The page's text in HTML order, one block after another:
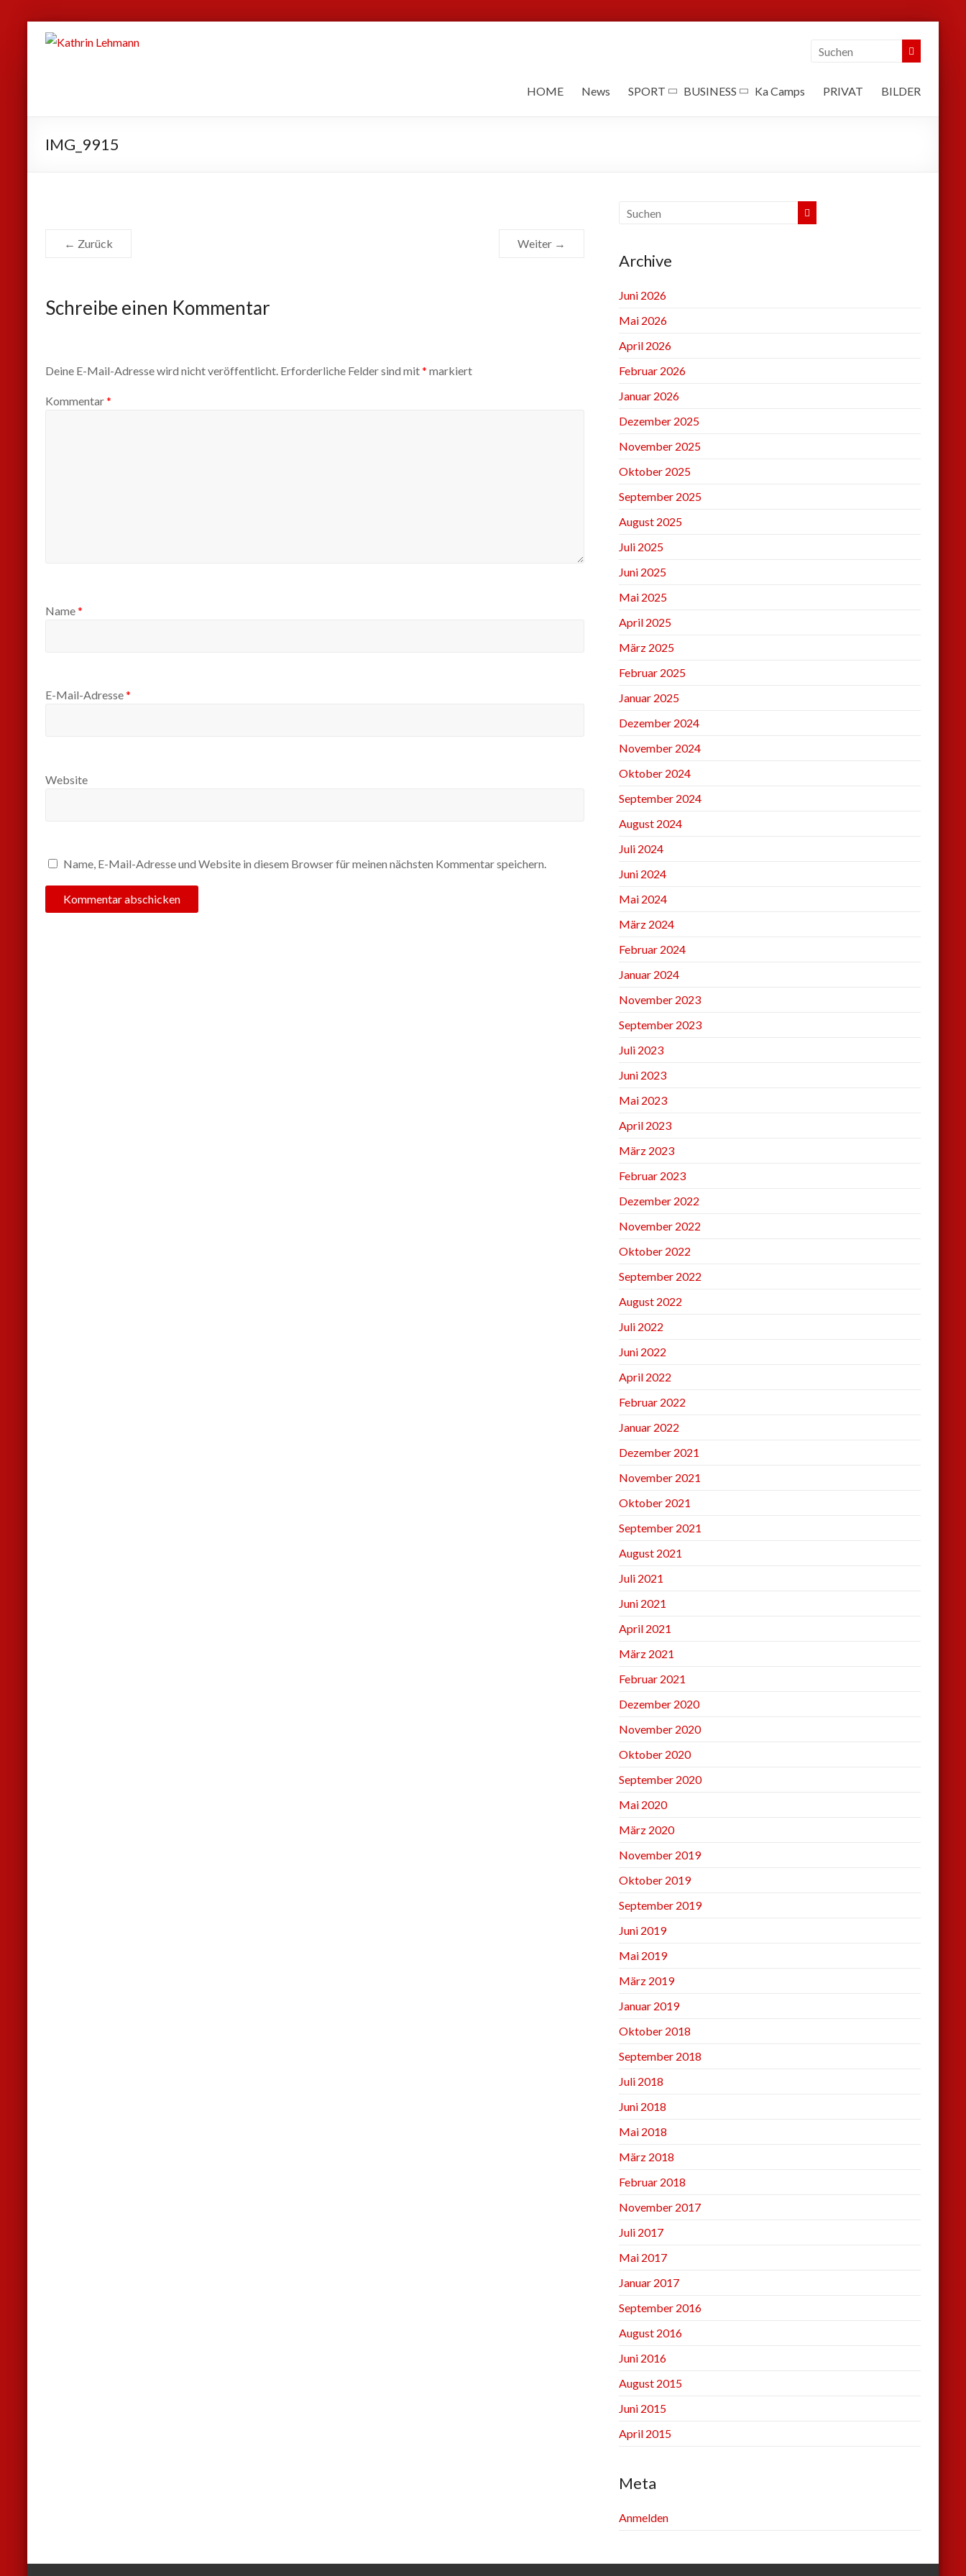
Zum
Kathrin
Business
HOME News SPORT BUSINESS Ka Camps PRIVAT BILDER
IMG_9915
← Zurück Weiter →
Schreibe einen Kommentar
Deine E-Mail-Adresse wird nicht veröffentlicht. Erforderliche Felder sind mit* markiert
Kommentar*
Name*
E-Mail-Adresse*
Website
Name, E-Mail-Adresse und Website in diesem Browser für meinen nächsten Kommentar speichern.
Archive
Juni 2026
Mai 2026
April 2026
Februar 2026
Januar 2026
Dezember 2025
November 2025
Oktober 2025
September 2025
August 2025
Juli 2025
Juni 2025
Mai 2025
April 2025
März 2025
Februar 2025
Januar 2025
Dezember 2024
November 2024
Oktober 2024
September 2024
August 2024
Juli 2024
Juni 2024
Mai 2024
März 2024
Februar 2024
Januar 2024
November 2023
September 2023
Juli 2023
Juni 2023
Mai 2023
April 2023
März 2023
Februar 2023
Dezember 2022
November 2022
Oktober 2022
September 2022
August 2022
Juli 2022
Juni 2022
April 2022
Februar 2022
Januar 2022
Dezember 2021
November 2021
Oktober 2021
September 2021
August 2021
Juli 2021
Juni 2021
April 2021
März 2021
Februar 2021
Dezember 2020
November 2020
Oktober 2020
September 2020
Mai 2020
März 2020
November 2019
Oktober 2019
September 2019
Juni 2019
Mai 2019
März 2019
Januar 2019
Oktober 2018
September 2018
Juli 2018
Juni 2018
Mai 2018
März 2018
Februar 2018
November 2017
Juli 2017
Mai 2017
Januar 2017
September 2016
August 2016
Juni 2016
August 2015
Juni 2015
April 2015
Meta
Anmelden